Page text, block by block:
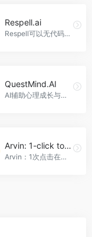
Respell.ai
Respell可以无代码自动化工作流程，提供智能对话式交互并给出建议，Respell.ai官网入口网址
QuestMind.AI
AI辅助心理成长与个人发展，QuestMind.AI官网入口网址
Arvin: 1-click to Use AI Copilot Anywhere
Arvin：1次点击在任何地方使用AI协作助手，Arvin: 1-click to Use AI Copilot Anywhere官网入口网址